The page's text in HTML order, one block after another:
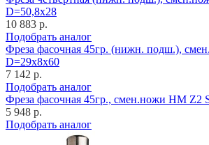
D=50,8x28
10 883 р.
Подобрать аналог
Фреза фасочная 45гр. (нижн. подш.),
D=29x8x60
7 142 р.
Подобрать аналог
Фреза фасочная 45гр., смен.ножи HM Z2
5 948 р.
Подобрать аналог